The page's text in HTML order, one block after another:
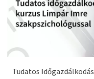
Tudatos Időgazdálkodás